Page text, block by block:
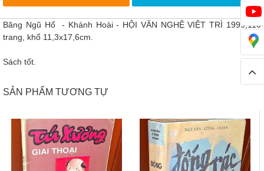
Băng Ngũ Hổ - Khánh Hoài - HỘI VĂN NGHỆ VIỆT TRÌ 1999,110
trang, khổ 11,3x17,6cm.
Sách tốt.
SẢN PHẨM TƯƠNG TỰ